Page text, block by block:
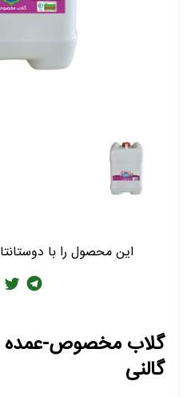
این محصول را با
گلاب مخصوص-عمده
گالنی